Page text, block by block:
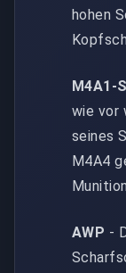
hohen
M4A1-
wie vor
seines
M4A4
AWP -